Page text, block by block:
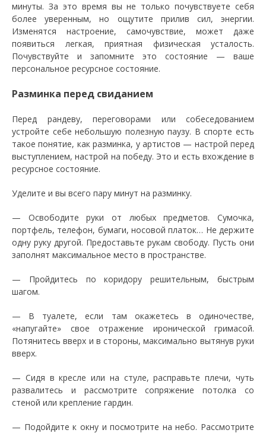
минуты. За это время вы не только почувствуете себя
более уверенным, но ощутите прилив сил, энергии.
Изменятся настроение, самочувствие, может даже
появиться легкая, приятная физическая усталость.
Почувствуйте и запомните это состояние — ваше
персональное ресурсное состояние.
Разминка перед свиданием
Перед рандеву, переговорами или собеседованием
устройте себе небольшую полезную паузу. В спорте есть
такое понятие, как разминка, у артистов — настрой перед
выступлением, настрой на победу. Это и есть вхождение в
ресурсное состояние.
Уделите и вы всего пару минут на разминку.
— Освободите руки от любых предметов. Сумочка,
портфель, телефон, бумаги, носовой платок… Не держите
одну руку другой. Предоставьте рукам свободу. Пусть они
заполнят максимальное место в пространстве.
— Пройдитесь по коридору решительным, быстрым
шагом.
— В туалете, если там окажетесь в одиночестве,
«напугайте» свое отражение иронической гримасой.
Потянитесь вверх и в стороны, максимально вытянув руки
вверх.
— Сидя в кресле или на стуле, расправьте плечи, чуть
развалитесь и рассмотрите сопряжение потолка со
стеной или крепление гардин.
— Подойдите к окну и посмотрите на небо. Рассмотрите